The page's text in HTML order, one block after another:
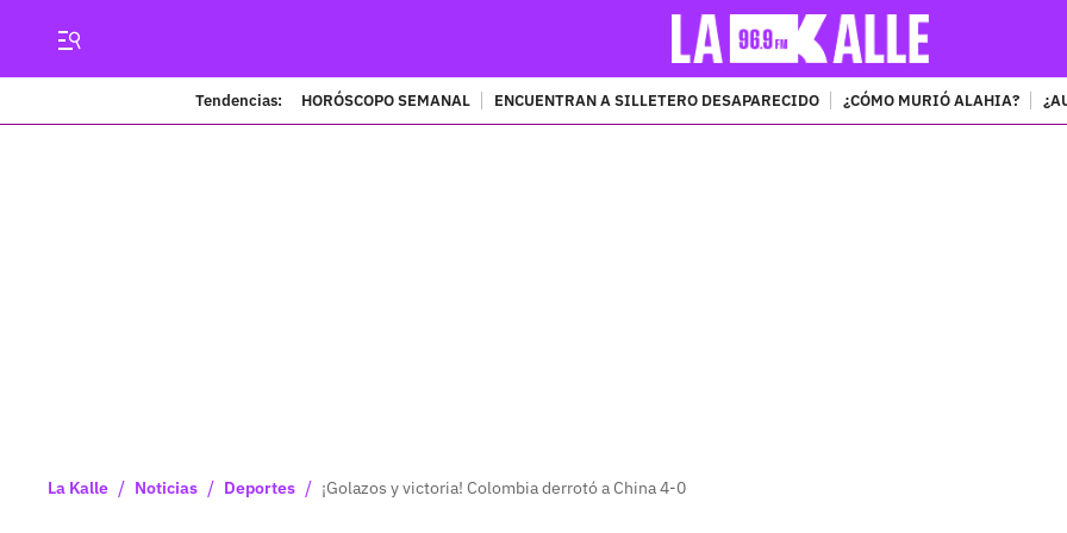
Tendencias: HORÓSCOPO SEMANAL ENCUENTRAN A SILLETERO DESAPARECIDO ¿CÓMO MURIÓ ALAHIA?
La Kalle / Noticias / Deportes / ¡Golazos y victoria! Colombia derrotó a China 4-0